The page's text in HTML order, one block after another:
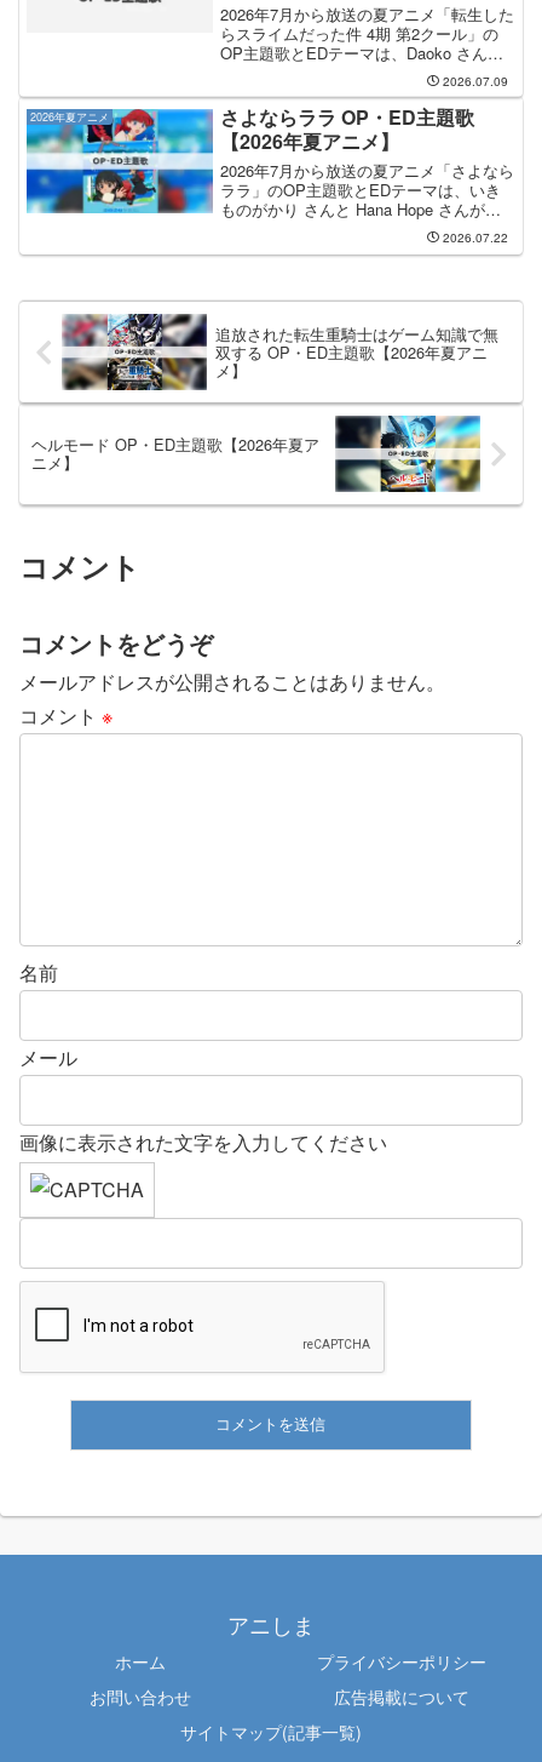
2026年7月から放送の夏アニメ「転生した
らスライムだった件 4期 第2クール」の
OP主題歌とEDテーマは、Daoko さんと
田所あずさ さんが担当します。OP主題
歌を手掛けるのは Daoko さんで、その
OP主題歌のタイトルは「TACT...
2026.07.09
2026年夏アニメ
さよならララ OP・ED主題歌
【2026年夏アニメ】
2026年7月から放送の夏アニメ「さよなら
ララ」のOP主題歌とEDテーマは、いき
ものがかり さんと Hana Hope さんが担
当します。OP主題歌を手掛けるのは い
きものがかり さんで、そのOP主題歌の
2026.07.22
追放された転生重騎士はゲーム知識で無
双する OP・ED主題歌【2026年夏アニ
メ】
ヘルモード OP・ED主題歌【2026年夏ア
ニメ】
コメント
コメントをどうぞ
メールアドレスが公開されることはありません。
コメント ※
名前
メール
画像に表示された文字を入力してください
アニしま
ホーム
プライバシーポリシー
お問い合わせ
広告掲載について
サイトマップ(記事一覧)